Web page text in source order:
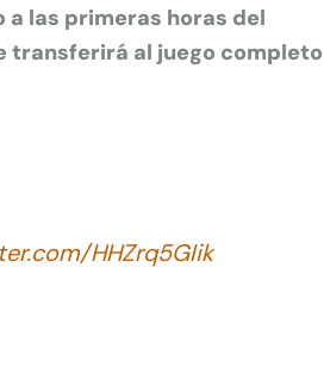
a las primeras horas del
transferirá al juego completo
HHZrq5GIik